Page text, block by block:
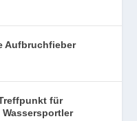
Aufbruchfieber
für